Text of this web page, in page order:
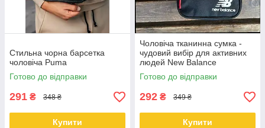
Стильна чорна барсетка
чоловіча Puma
Готово до відправки
291 ₴ 348 ₴
Купити
Чоловіча тканинна сумка -
чудовий вибір для активних
людей New Balance
Готово до відправки
292 ₴ 349 ₴
Купити